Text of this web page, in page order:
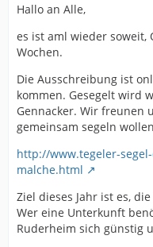
Hallo an Alle,
es ist aml wieder
Wochen.
Die Ausschreibung ist
kommen. Gesegelt wird
Gennacker. Wir freunen
gemeinsam segeln
http://www.tegeler-
malche.html
Ziel dieses Jahr ist es,
Wer eine Unterkunft
Ruderheim sich günstig